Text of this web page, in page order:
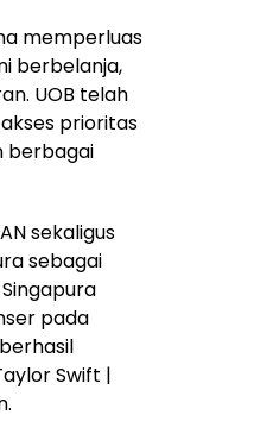
memperluas
berbelanja,
UOB telah
prioritas
berbagai
sekaligus
sebagai
pada
Swift |